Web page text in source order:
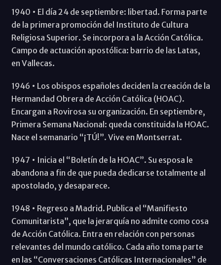
1940 • El día 24 de septiembre: libertad. Forma parte
de la primera promoción del Instituto de Cultura
Religiosa Superior. Se incorpora a la Acción Católica.
Campo de actuación apostólica: barrio de las Latas,
en Vallecas.
1946 • Los obispos españoles deciden la creación de la
Hermandad Obrera de Acción Católica (HOAC).
Encargan a Rovirosa su organización. En septiembre,
Primera Semana Nacional: queda constituida la HOAC.
Nace el semanario “¡TÚ!”. Vive en Montserrat.
1947 • Inicia el “Boletín de la HOAC”. Su esposa le
abandona a fin de que pueda dedicarse totalmente al
apostolado, y desaparece.
1948 • Regreso a Madrid. Publica el “Manifiesto
Comunitarista”, que la jerarquía no admite como cosa
de Acción Católica. Entra en relación con personas
relevantes del mundo católico. Cada año toma parte
en las “Conversaciones Católicas Internacionales” de